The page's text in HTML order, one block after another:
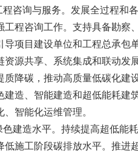
程咨询与服务。发展全过程和
工程咨询工作。支持具备勘察
导项目建设单位和工程总承包
资源共享、系统集成和联动发展
质降碳，推动高质量低碳化建
建造、智能建造和超低能耗建
智能化运维管理。
色建造水平。持续提高超低能
低施工阶段碳排放水平。推进